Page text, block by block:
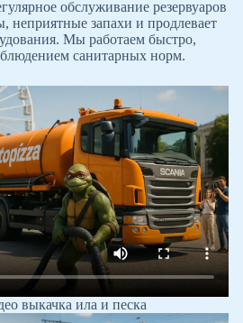
обслуживание резервуаров
неприятные запахи и продлевает
Мы работаем быстро,
санитарных норм.
выкачка ила и песка